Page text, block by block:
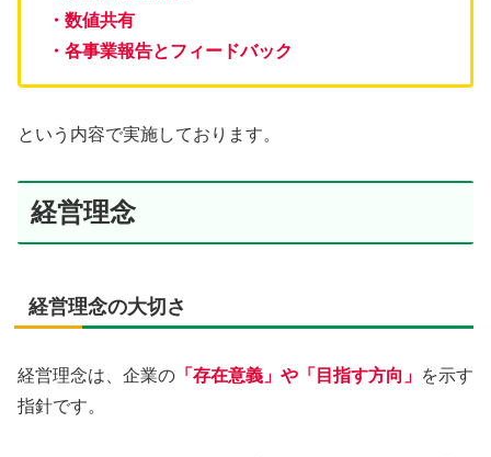
・数値共有
・各事業報告とフィードバック
という内容で実施しております。
経営理念
経営理念の大切さ
経営理念は、企業の 「存在意義」や「目指す方向」 を示す
指針です。